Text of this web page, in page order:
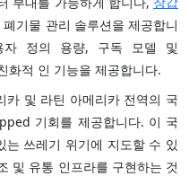
기물 관리 솔루션을 제공합니
자 정의 용량, 구독 모델 및
화적 인 기능을 제공합니다.
카 및 라틴 아메리카 전역의 국
기회를 제공합니다. 이 국
는 쓰레기 위기에 지도할 수 있
및 유통 인프라를 구현하는 것